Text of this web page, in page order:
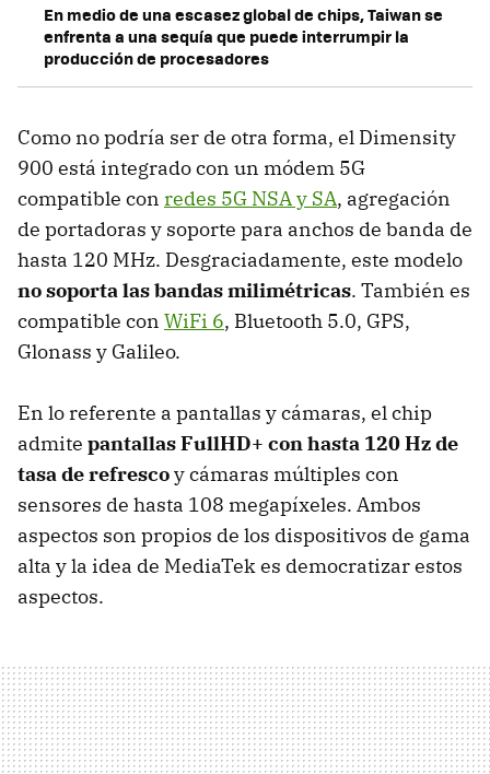
En medio de una escasez global de chips, Taiwan se
enfrenta a una sequía que puede interrumpir la
producción de procesadores
Como no podría ser de otra forma, el Dimensity
900 está integrado con un módem 5G
compatible con redes 5G NSA y SA, agregación
de portadoras y soporte para anchos de banda de
hasta 120 MHz. Desgraciadamente, este modelo
no soporta las bandas milimétricas. También es
compatible con WiFi 6, Bluetooth 5.0, GPS,
Glonass y Galileo.
En lo referente a pantallas y cámaras, el chip
admite pantallas FullHD+ con hasta 120 Hz de
tasa de refrescoy cámaras múltiples con
sensores de hasta 108 megapíxeles. Ambos
aspectos son propios de los dispositivos de gama
alta y la idea de MediaTek es democratizar estos
aspectos.